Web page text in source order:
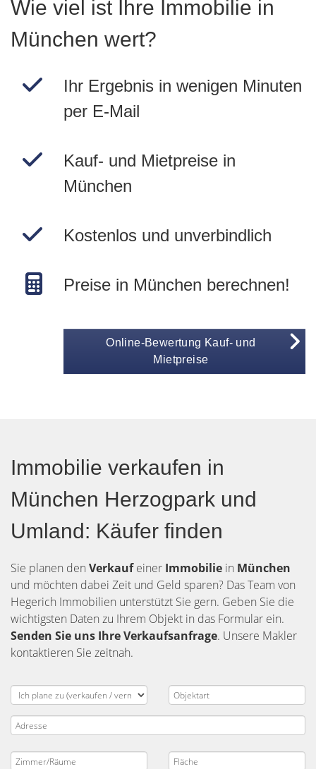
Wie viel ist Ihre Immobilie in
München wert?
Ihr Ergebnis in wenigen Minuten
per E-Mail
Kauf- und Mietpreise in
München
Kostenlos und unverbindlich
Preise in München berechnen!
Online-Bewertung Kauf- und
Mietpreise
Immobilie verkaufen in
München Herzogpark und
Umland: Käufer finden
Sie planen den Verkaufeiner Immobilie in München
und möchten dabei Zeit und Geld sparen? Das Team von
Hegerich Immobilien unterstützt Sie gern. Geben Sie die
wichtigsten Daten zu Ihrem Objekt in das Formular ein.
Senden Sie uns Ihre Verkaufsanfrage. Unsere Makler
kontaktieren Sie zeitnah.